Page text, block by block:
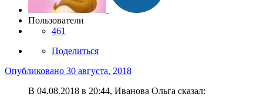
Пользователи
461
Поделиться
Опубликовано 30 августа, 2018
В 04.08.2018 в 20:44, Иванова Ольга сказал: